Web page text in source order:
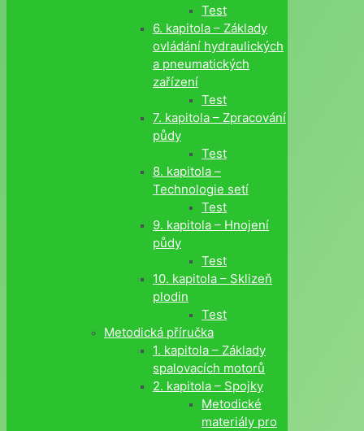
Test
6. kapitola – Základy
ovládání hydraulických
a pneumatických
zařízení
Test
7. kapitola – Zpracování
půdy
Test
8. kapitola –
Technologie setí
Test
9. kapitola – Hnojení
půdy
Test
10. kapitola – Sklizeň
plodin
Test
Metodická příručka
1. kapitola – Základy
spalovacích motorů
2. kapitola – Spojky
Metodické
materiály pro